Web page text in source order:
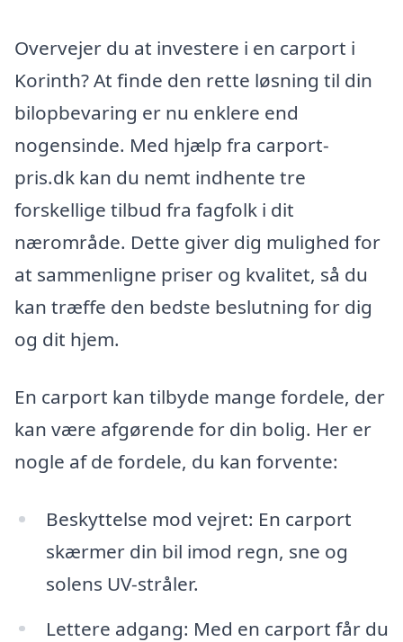
Overvejer du at investere i en carport i
Korinth? At finde den rette løsning til din
bilopbevaring er nu enklere end
nogensinde. Med hjælp fra carport-
pris.dk kan du nemt indhente tre
forskellige tilbud fra fagfolk i dit
nærområde. Dette giver dig mulighed for
at sammenligne priser og kvalitet, så du
kan træffe den bedste beslutning for dig
og dit hjem.
En carport kan tilbyde mange fordele, der
kan være afgørende for din bolig. Her er
nogle af de fordele, du kan forvente:
Beskyttelse mod vejret: En carport
skærmer din bil imod regn, sne og
solens UV-stråler.
Lettere adgang: Med en carport får du